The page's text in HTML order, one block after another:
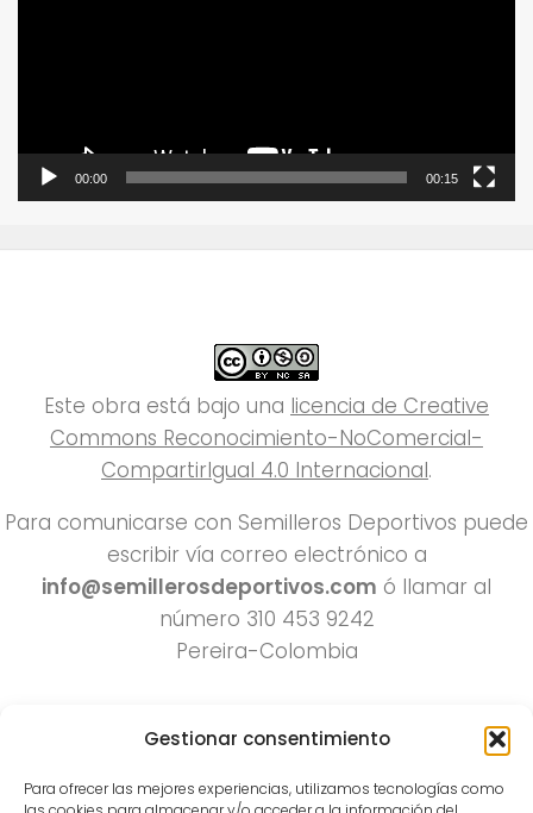
Gestionar consentimiento
Para ofrecer las mejores experiencias, utilizamos tecnologías como
00:00 00:15
Este obra está bajo una licencia de Creative
Commons Reconocimiento-NoComercial-
CompartirIgual 4.0 Internacional.
Para comunicarse con Semilleros Deportivos puede
escribir vía correo electrónico a
info@semillerosdeportivos.com ó llamar al
número 310 453 9242
Pereira-Colombia